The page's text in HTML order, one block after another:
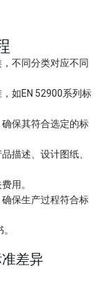
不同分类对应不同
如EN 52900系列标
保其符合选定的标
描述、设计图纸、
用。
保生产过程符合标
差异